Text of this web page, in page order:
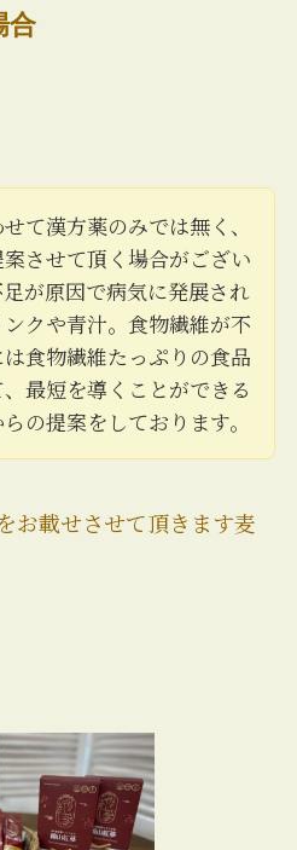
合
て漢方薬のみでは無く、
させて頂く場合がござい
が原因で病気に発展され
クや青汁。食物繊維が不
食物繊維たっぷりの食品
最短を導くことができる
の提案をしております。
お載せさせて頂きます麦